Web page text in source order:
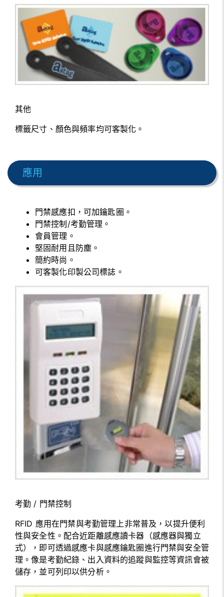
其他
標籤尺寸、顏色與頻率均可客製化。
應用
門禁感應扣，可加鑰匙圈。
門禁控制/考勤管理。
會員管理。
堅固耐用且防塵。
簡約時尚。
可客製化印製公司標誌。
考勤 / 門禁控制
RFID 應用在門禁與考勤管理上非常普及，以提升便利
性與安全性。配合近距離感應讀卡器（感應器與獨立
式），即可透過感應卡與感應鑰匙圈進行門禁與安全管
理。像是考勤紀錄、出入資料的追蹤與監控等資訊會被
儲存，並可列印以供分析。